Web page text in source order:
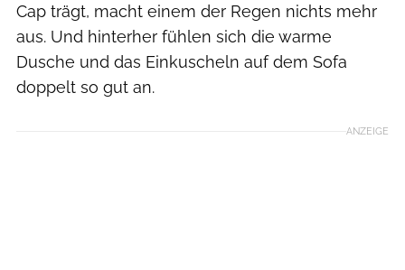
Cap trägt, macht einem der Regen nichts mehr
aus. Und hinterher fühlen sich die warme
Dusche und das Einkuscheln auf dem Sofa
doppelt so gut an.
ANZEIGE